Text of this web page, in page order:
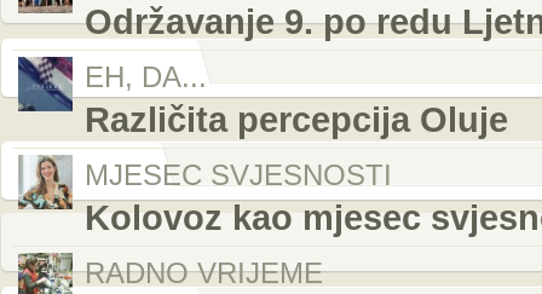
Održavanje 9. po redu
EH, DA...
Različita percepcija Oluje
MJESEC SVJESNOSTI
Kolovoz kao mjesec
RADNO VRIJEME